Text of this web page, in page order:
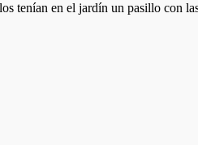
tenían en el jardín un pasillo con